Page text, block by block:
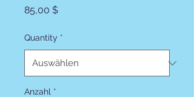
85,00 $Preis
Quantity *
Anzahl *